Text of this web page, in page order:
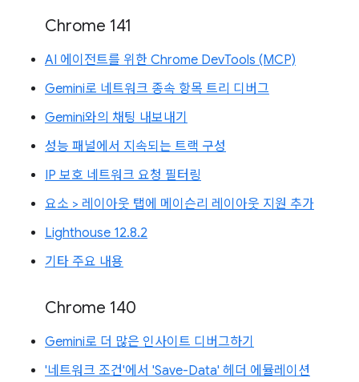
Chrome 141
AI 에이전트를 위한 Chrome DevTools (MCP)
Gemini로 네트워크 종속 항목 트리 디버그
Gemini와의 채팅 내보내기
성능 패널에서 지속되는 트랙 구성
IP 보호 네트워크 요청 필터링
요소 > 레이아웃 탭에 메이슨리 레이아웃 지원 추가
Lighthouse 12.8.2
기타 주요 내용
Chrome 140
Gemini로 더 많은 인사이트 디버그하기
'네트워크 조건'에서 'Save-Data' 헤더 에뮬레이션